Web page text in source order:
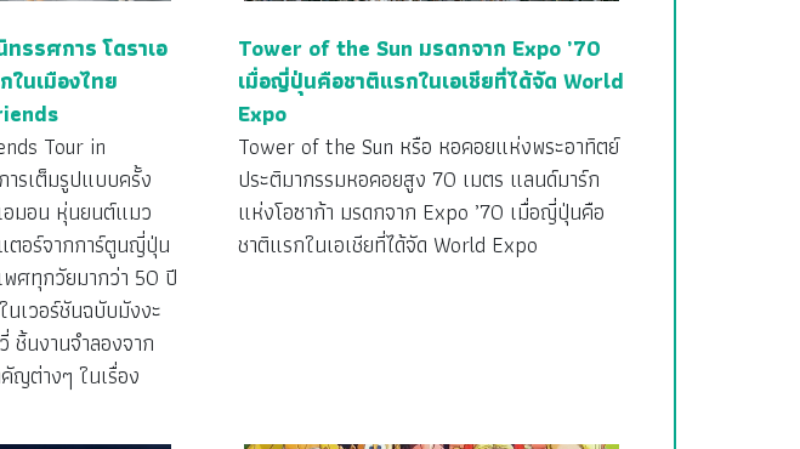
รรศการ โดราเอ
นเมืองไทย
Tour in
รเต็มรูปแบบครั้ง
อมอน หุ่นยนต์แมว
อร์จากการ์ตูนญี่ปุ่น
ศทุกวัยมากว่า 50 ปี
เวอร์ชันฉบับมังงะ
ชิ้นงานจำลองจาก
ญต่างๆ ในเรื่อง
Tower of the Sun มรดกจาก Expo ’70
เมื่อญี่ปุ่นคือชาติแรกในเอเชียที่ได้จัด World
Expo
Tower of the Sun หรือ หอคอยแห่งพระอาทิตย์
ประติมากรรมหอคอยสูง 70 เมตร แลนด์มาร์ก
แห่งโอซาก้า มรดกจาก Expo ’70 เมื่อญี่ปุ่นคือ
ชาติแรกในเอเชียที่ได้จัด World Expo